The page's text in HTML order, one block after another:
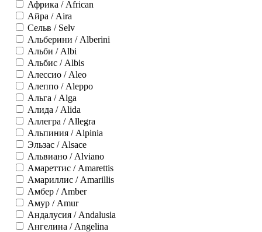
Африка / African
Айра / Aira
Сельв / Selv
Альберини / Alberini
Альби / Albi
Альбис / Albis
Алессио / Aleo
Алеппо / Aleppo
Альга / Alga
Алида / Alida
Аллегра / Allegra
Альпиния / Alpinia
Эльзас / Alsace
Альвиано / Alviano
Амареттис / Amarettis
Амариллис / Amarillis
Амбер / Amber
Амур / Amur
Андалусия / Andalusia
Ангелина / Angelina